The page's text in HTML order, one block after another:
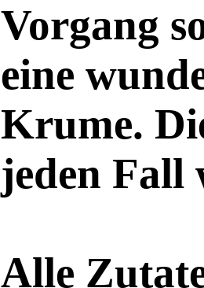
Vorgang
eine
Krume.
jeden Fall
Alle